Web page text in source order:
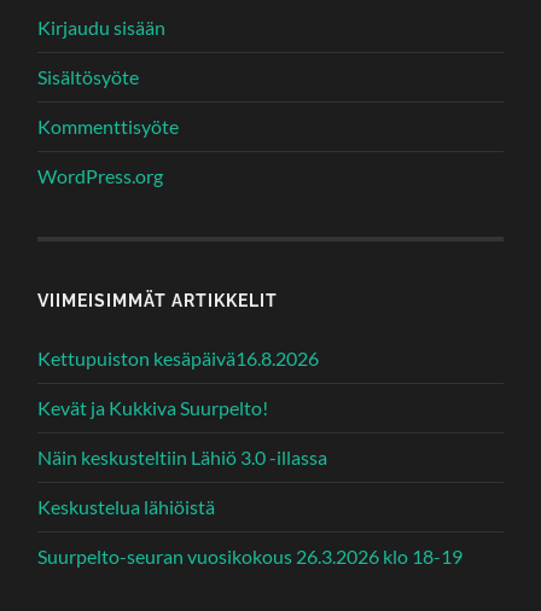
Kirjaudu sisään
Sisältösyöte
Kommenttisyöte
WordPress.org
VIIMEISIMMÄT ARTIKKELIT
Kettupuiston kesäpäivä16.8.2026
Kevät ja Kukkiva Suurpelto!
Näin keskusteltiin Lähiö 3.0 -illassa
Keskustelua lähiöistä
Suurpelto-seuran vuosikokous 26.3.2026 klo 18-19